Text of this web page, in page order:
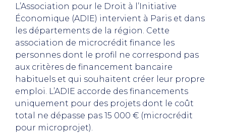
L’Association pour le Droit à l’Initiative
Économique (ADIE) intervient à Paris et dans
les départements de la région. Cette
association de microcrédit finance les
personnes dont le profil ne correspond pas
aux critères de financement bancaire
habituels et qui souhaitent créer leur propre
emploi. L’ADIE accorde des financements
uniquement pour des projets dont le coût
total ne dépasse pas 15 000 € (microcrédit
pour microprojet).